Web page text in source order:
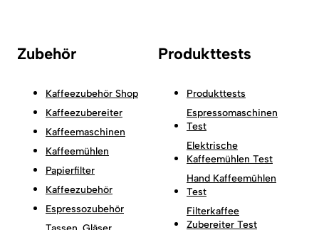
Zubehör
Kaffeezubehör Shop
Kaffeezubereiter
Kaffeemaschinen
Kaffeemühlen
Papierfilter
Kaffeezubehör
Espressozubehör
Produkttests
Produkttests
Espressomaschinen
Test
Elektrische
Kaffeemühlen Test
Hand Kaffeemühlen
Test
Filterkaffee
Zubereiter Test